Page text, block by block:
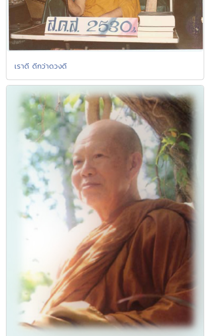
เราดี ดีกว่าดวงดี